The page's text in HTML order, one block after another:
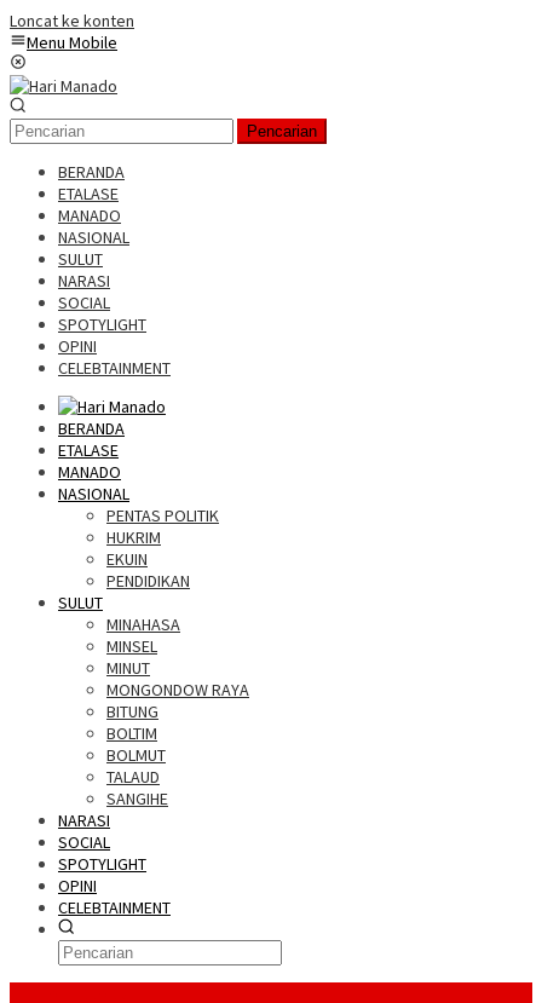
Loncat ke konten
Menu Mobile
Pencarian
BERANDA
ETALASE
MANADO
NASIONAL
SULUT
NARASI
SOCIAL
SPOTYLIGHT
OPINI
CELEBTAINMENT
BERANDA
ETALASE
MANADO
NASIONAL
PENTAS POLITIK
HUKRIM
EKUIN
PENDIDIKAN
SULUT
MINAHASA
MINSEL
MINUT
MONGONDOW RAYA
BITUNG
BOLTIM
BOLMUT
TALAUD
SANGIHE
NARASI
SOCIAL
SPOTYLIGHT
OPINI
CELEBTAINMENT